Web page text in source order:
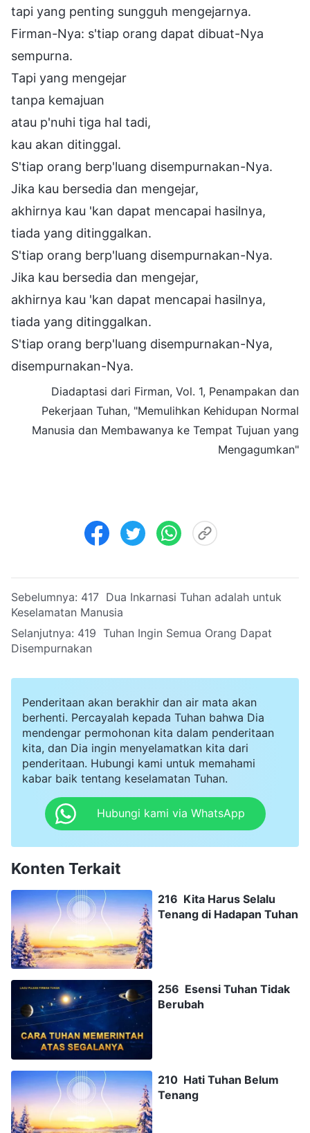
tapi yang penting sungguh mengejarnya.
Firman-Nya: s'tiap orang dapat dibuat-Nya
sempurna.
Tapi yang mengejar
tanpa kemajuan
atau p'nuhi tiga hal tadi,
kau akan ditinggal.
S'tiap orang berp'luang disempurnakan-Nya.
Jika kau bersedia dan mengejar,
akhirnya kau 'kan dapat mencapai hasilnya,
tiada yang ditinggalkan.
S'tiap orang berp'luang disempurnakan-Nya.
Jika kau bersedia dan mengejar,
akhirnya kau 'kan dapat mencapai hasilnya,
tiada yang ditinggalkan.
S'tiap orang berp'luang disempurnakan-Nya,
disempurnakan-Nya.
Diadaptasi dari Firman, Vol. 1, Penampakan dan
Pekerjaan Tuhan, "Memulihkan Kehidupan Normal
Manusia dan Membawanya ke Tempat Tujuan yang
Mengagumkan"
Sebelumnya: 417 Dua Inkarnasi Tuhan adalah untuk
Keselamatan Manusia
Selanjutnya: 419 Tuhan Ingin Semua Orang Dapat
Disempurnakan
Penderitaan akan berakhir dan air mata akan
berhenti. Percayalah kepada Tuhan bahwa Dia
mendengar permohonan kita dalam penderitaan
kita, dan Dia ingin menyelamatkan kita dari
penderitaan. Hubungi kami untuk memahami
kabar baik tentang keselamatan Tuhan.
Hubungi kami via WhatsApp
Konten Terkait
216 Kita Harus Selalu
Tenang di Hadapan Tuhan
256 Esensi Tuhan Tidak
Berubah
210 Hati Tuhan Belum
Tenang